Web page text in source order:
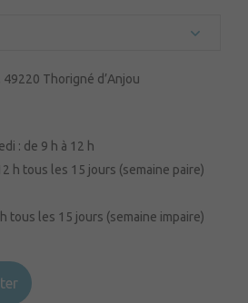
Thorigné d’Anjou
: de 9 h à 12 h
h tous les 15 jours (semaine paire)
tous les 15 jours (semaine impaire)